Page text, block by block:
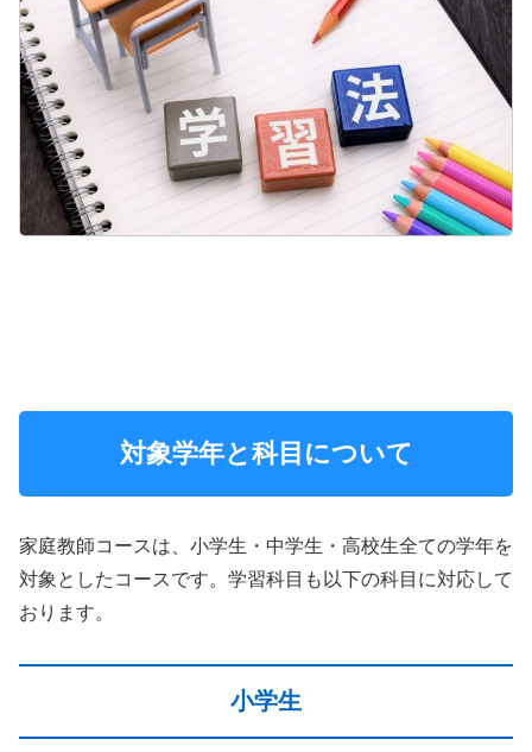
対象学年と科目について
家庭教師コースは、小学生・中学生・高校生全ての学年を
対象としたコースです。学習科目も以下の科目に対応して
おります。
小学生